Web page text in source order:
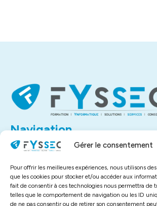
Gérer le consentement
Pour offrir les meilleures expériences, nous utilisons
que les cookies pour stocker et/ou accéder aux
fait de consentir à ces technologies nous permettra de
telles que le comportement de navigation ou les ID
de ne pas consentir ou de retirer son consentement
Navigation
Accueil
À propos
Contact
Liens utiles
Mentions légales